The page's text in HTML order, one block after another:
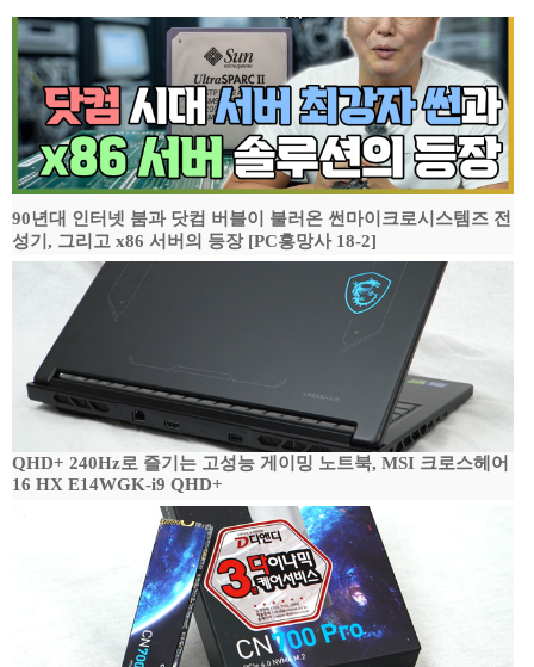
90년대 인터넷 붐과 닷컴 버블이 불러온 썬마이크로시스템즈 전
성기, 그리고 x86 서버의 등장 [PC흥망사 18-2]
QHD+ 240Hz로 즐기는 고성능 게이밍 노트북, MSI 크로스헤어
16 HX E14WGK-i9 QHD+